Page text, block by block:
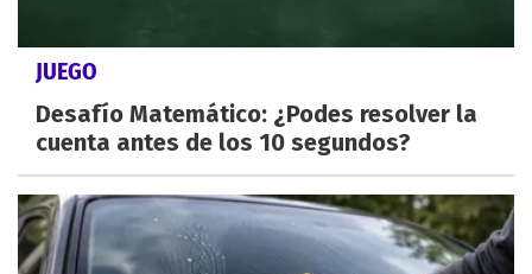
JUEGO
Desafío Matemático: ¿Podes resolver la
cuenta antes de los 10 segundos?